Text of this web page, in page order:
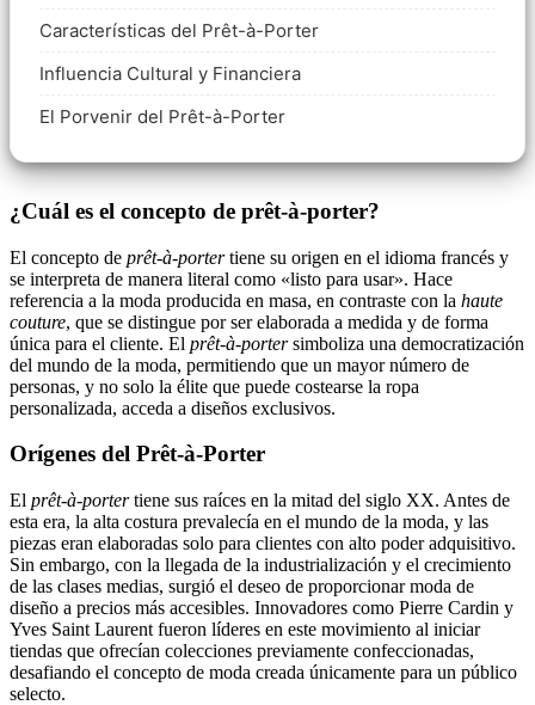
Características del Prêt-à-Porter
Influencia Cultural y Financiera
El Porvenir del Prêt-à-Porter
¿Cuál es el concepto de prêt-à-porter?
El concepto de prêt-à-portertiene su origen en el idioma francés y
se interpreta de manera literal como «listo para usar». Hace
referencia a la moda producida en masa, en contraste con la haute
couture, que se distingue por ser elaborada a medida y de forma
única para el cliente. El prêt-à-portersimboliza una democratización
del mundo de la moda, permitiendo que un mayor número de
personas, y no solo la élite que puede costearse la ropa
personalizada, acceda a diseños exclusivos.
Orígenes del Prêt-à-Porter
El prêt-à-portertiene sus raíces en la mitad del siglo XX. Antes de
esta era, la alta costura prevalecía en el mundo de la moda, y las
piezas eran elaboradas solo para clientes con alto poder adquisitivo.
Sin embargo, con la llegada de la industrialización y el crecimiento
de las clases medias, surgió el deseo de proporcionar moda de
diseño a precios más accesibles. Innovadores como Pierre Cardin y
Yves Saint Laurent fueron líderes en este movimiento al iniciar
tiendas que ofrecían colecciones previamente confeccionadas,
desafiando el concepto de moda creada únicamente para un público
selecto.